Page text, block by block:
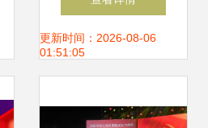
轻薄防护，您的移
更新时间：2026-08-06
01:51:05